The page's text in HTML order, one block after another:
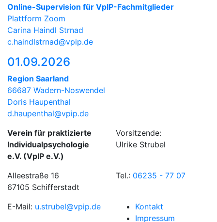
Online-Supervision für VpIP-Fachmitglieder
Plattform Zoom
Carina Haindl Strnad
c.haindlstrnad@vpip.de
01.09.2026
Region Saarland
66687 Wadern-Noswendel
Doris Haupenthal
d.haupenthal@vpip.de
Verein für praktizierte
Individualpsychologie
e.V. (VpIP e.V.)
Vorsitzende:
Ulrike Strubel
Alleestraße 16
67105 Schifferstadt
Tel.: 06235 - 77 07
E-Mail: u.strubel@vpip.de
Kontakt
Impressum